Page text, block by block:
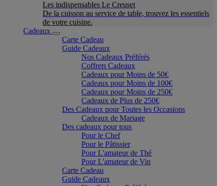
Les indispensables Le Creuset
De la cuisson au service de table, trouvez les essentiels
de votre cuisine.
Cadeaux
Carte Cadeau
Guide Cadeaux
Nos Cadeaux Préférés
Coffrets Cadeaux
Cadeaux pour Moins de 50€
Cadeaux pour Moins de 100€
Cadeaux pour Moins de 250€
Cadeaux de Plus de 250€
Des Cadeaux pour Toutes les Occasions
Cadeaux de Mariage
Des cadeaux pour tous
Pour le Chef
Pour le Pâtissier
Pour L'amateur de Thé
Pour L'amateur de Vin
Carte Cadeau
Guide Cadeaux